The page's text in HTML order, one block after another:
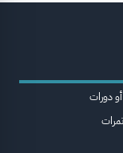
دورات